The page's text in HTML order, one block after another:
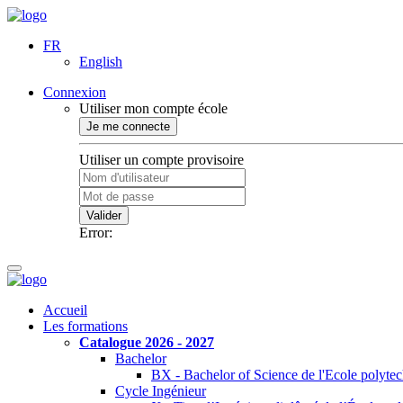
FR
English
Connexion
Utiliser mon compte école
Je me connecte
Utiliser un compte provisoire
Valider
Error:
Accueil
Les formations
Catalogue 2026 - 2027
Bachelor
BX - Bachelor of Science de l'Ecole
Cycle Ingénieur